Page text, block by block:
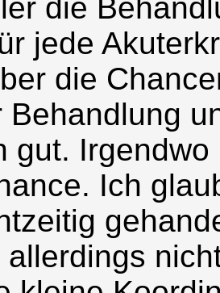
die
jede
die
Behandlung
gut.
Ich
allerdings